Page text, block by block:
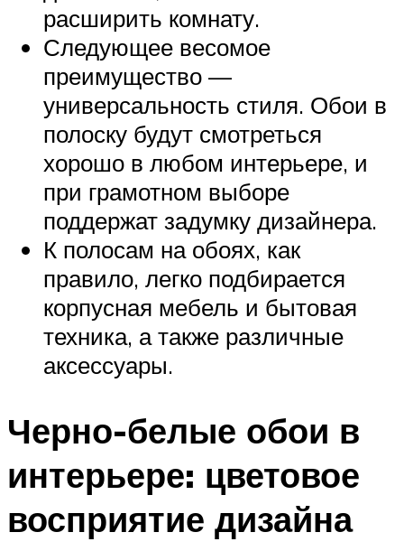
расширить комнату.
Следующее весомое
преимущество —
универсальность стиля. Обои в
полоску будут смотреться
хорошо в любом интерьере, и
при грамотном выборе
поддержат задумку дизайнера.
К полосам на обоях, как
правило, легко подбирается
корпусная мебель и бытовая
техника, а также различные
аксессуары.
Черно-белые обои в
интерьере: цветовое
восприятие дизайна